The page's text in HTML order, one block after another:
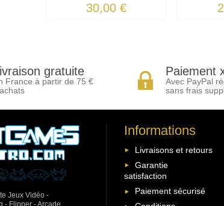
30,00 €
gratuite
France à partir de 75 €
Paiement
Avec PayPal
sans frais
Jeux Vidéo -
- Flipper - Arcade
Informations
Livraisons et retours
Garantie
satisfaction
Paiement sécurisé